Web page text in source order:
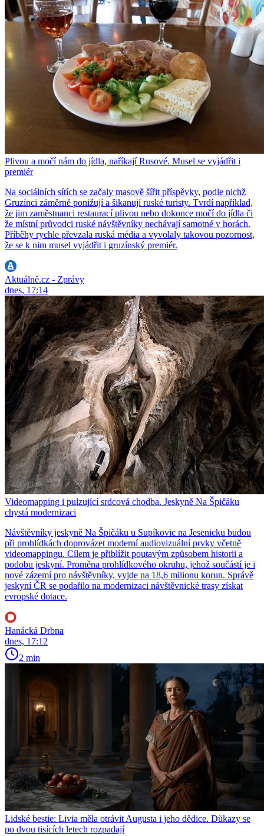
Plivou a močí nám do jídla, naříkají Rusové. Musel se vyjádřit i
premiér
Na sociálních sítích se začaly masově šířit příspěvky, podle nichž
Gruzínci záměrně ponižují a šikanují ruské turisty. Tvrdí například,
že jim zaměstnanci restaurací plivou nebo dokonce močí do jídla či
že místní průvodci ruské návštěvníky nechávají samotné v horách.
Příběhy rychle převzala ruská média a vyvolaly takovou pozornost,
že se k nim musel vyjádřit i gruzínský premiér.
Aktuálně.cz - Zprávy
dnes, 17:14
Videomapping i pulzující srdcová chodba. Jeskyně Na Špičáku
chystá modernizaci
Návštěvníky jeskyně Na Špičáku u Supíkovic na Jesenicku budou
při prohlídkách doprovázet moderní audiovizuální prvky včetně
videomappingu. Cílem je přiblížit poutavým způsobem historii a
podobu jeskyní. Proměna prohlídkového okruhu, jehož součástí je i
nové zázemí pro návštěvníky, vyjde na 18,6 milionu korun. Správě
jeskyní ČR se podařilo na modernizaci návštěvnické trasy získat
evropské dotace.
Hanácká Drbna
dnes, 17:12
2 min
Lidské bestie: Livia měla otrávit Augusta i jeho dědice. Důkazy se
po dvou tisících letech rozpadají